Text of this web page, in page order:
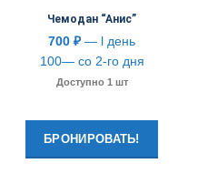
Чемодан “Анис”
700 ₽— l день
100— со 2-го дня
Доступно 1 шт
БРОНИРОВАТЬ!